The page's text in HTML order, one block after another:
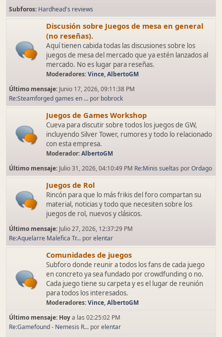
Subforos Hardhead's reviews
Discusión sobre Juegos de mesa en general
(no reseñas).
Aquí tienen cabida todas las discusiones sobre los
juegos de mesa del mercado que ya estén lanzados al
mercado. No es lugar para reseñas.
Moderadores:Vince,AlbertoGM
Último mensaje: Junio 17, 2026, 09:11:38 PM
Re:Steamforged games en ... por bobrock
Juegos de Games Workshop
Cueva para discutir sobre todos los juegos de GW,
incluyendo Silver Tower, rumores y todo lo relacionado
con esta empresa.
Moderador:AlbertoGM
Último mensaje: Julio 31, 2026, 04:10:49 PM Re:Minis sueltas porOrdago
Juegos de Rol
Rincón para que lo más frikis del foro compartan su
material, noticias y todo que necesiten sobre los
juegos de rol, nuevos y clásicos.
Último mensaje: Julio 27, 2026, 12:37:29 PM
Re:Aquelarre Malefica Tr... porelentar
Comunidades de juegos
Subforo donde reunir a todos los fans de cada juego
en concreto ya sea fundado por crowdfunding o no.
Cada juego tiene su carpeta y es el lugar de reunión
para todos los interesados.
Moderadores:Vince,AlbertoGM
Último mensaje: Hoya las 02:25:02 PM
Re:Gamefound - Nemesis R... porelentar